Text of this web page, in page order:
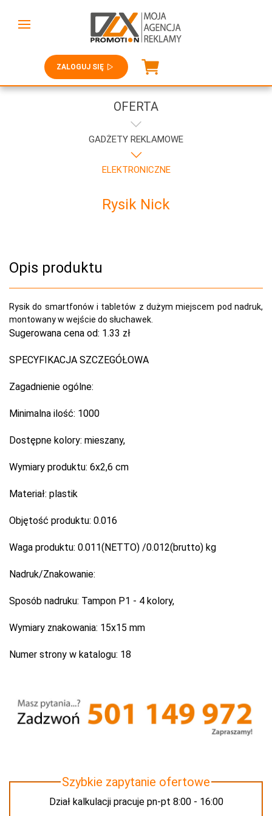
ZALOGUJ SIĘ
OFERTA
GADŻETY REKLAMOWE
ELEKTRONICZNE
Rysik Nick
Opis produktu
Rysik do smartfonów i tabletów z dużym miejscem pod nadruk,
montowany w wejście do słuchawek.
Sugerowana cena od: 1.33 zł
SPECYFIKACJA SZCZEGÓŁOWA
Zagadnienie ogólne:
Minimalna ilość: 1000
Dostępne kolory: mieszany,
Wymiary produktu: 6x2,6 cm
Materiał: plastik
Objętość produktu: 0.016
Waga produktu: 0.011(NETTO) /0.012(brutto) kg
Nadruk/Znakowanie:
Sposób nadruku: Tampon P1 - 4 kolory,
Wymiary znakowania: 15x15 mm
Numer strony w katalogu: 18
Szybkie zapytanie ofertowe
Dział kalkulacji pracuje pn-pt 8:00 - 16:00